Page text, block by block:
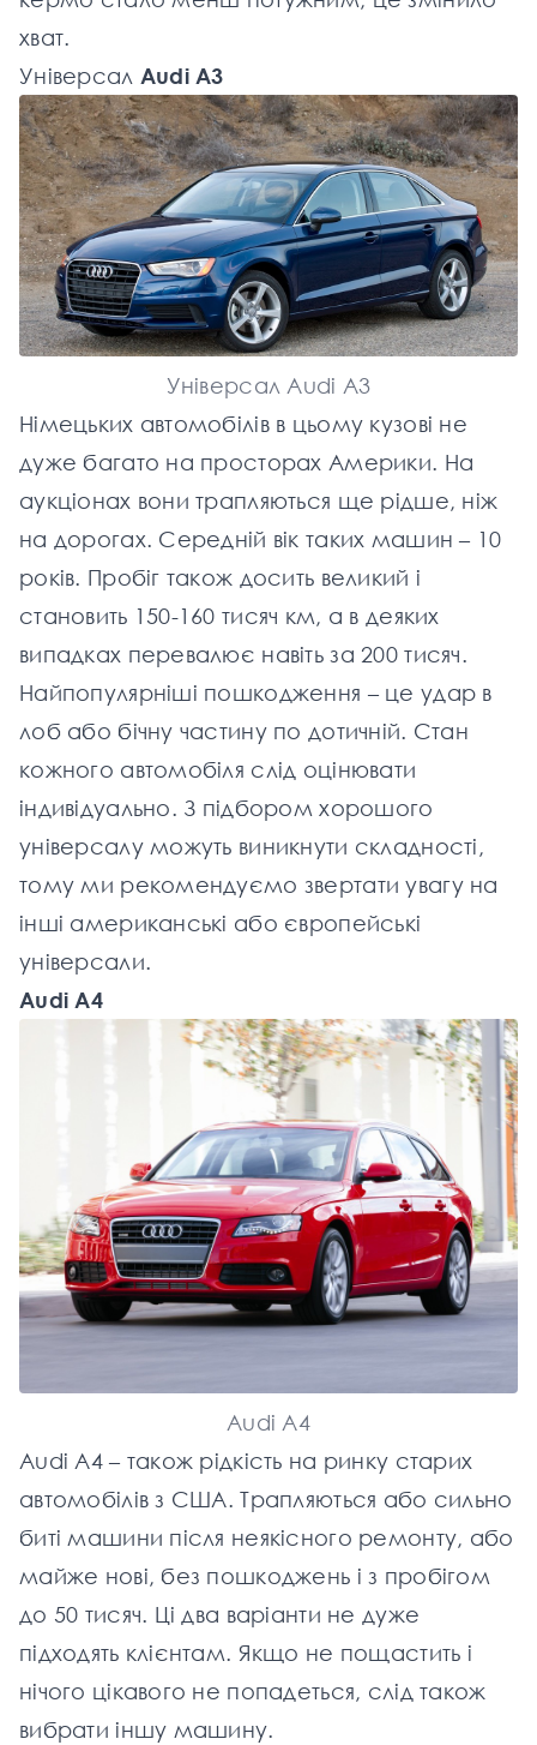
хват.
Універсал Audi A3
Універсал Audi A3
Німецьких автомобілів в цьому кузові не
дуже багато на просторах Америки. На
аукціонах вони трапляються ще рідше, ніж
на дорогах. Середній вік таких машин – 10
років. Пробіг також досить великий і
становить 150-160 тисяч км, а в деяких
випадках перевалює навіть за 200 тисяч.
Найпопулярніші пошкодження – це удар в
лоб або бічну частину по дотичній. Стан
кожного автомобіля слід оцінювати
індивідуально. З підбором хорошого
універсалу можуть виникнути складності,
тому ми рекомендуємо звертати увагу на
інші американські або європейські
універсали.
Audi A4
Audi A4
Audi A4 – також рідкість на ринку старих
автомобілів з США. Трапляються або сильно
биті машини після неякісного ремонту, або
майже нові, без пошкоджень і з пробігом
до 50 тисяч. Ці два варіанти не дуже
підходять клієнтам. Якщо не пощастить і
нічого цікавого не попадеться, слід також
вибрати іншу машину.